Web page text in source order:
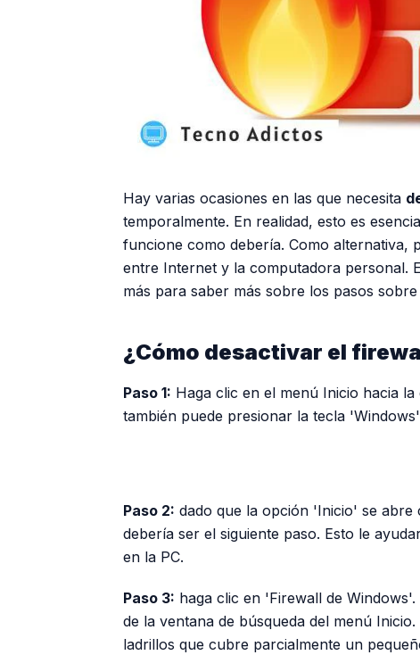
Hay varias ocasiones en las que necesita
temporalmente. En realidad, esto es
funcione como debería. Como alternativa,
entre Internet y la computadora personal.
más para saber más sobre los pasos sobre
¿Cómo desactivar el
Paso 1: Haga clic en el menú Inicio hacia
también puede presionar la tecla
Paso 2: dado que la opción 'Inicio' se
debería ser el siguiente paso. Esto le
en la PC.
Paso 3: haga clic en 'Firewall de
de la ventana de búsqueda del menú
ladrillos que cubre parcialmente un